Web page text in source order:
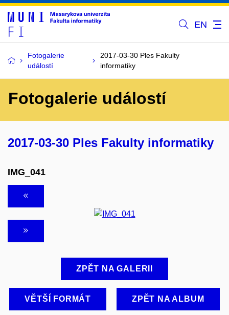
EN
Fotogalerie
událostí
2017-03-30 Ples Fakulty
informatiky
Fotogalerie událostí
2017-03-30 Ples Fakulty informatiky
IMG_041
ZPĚT NA GALERII
VĚTŠÍ FORMÁT ZPĚT NA ALBUM